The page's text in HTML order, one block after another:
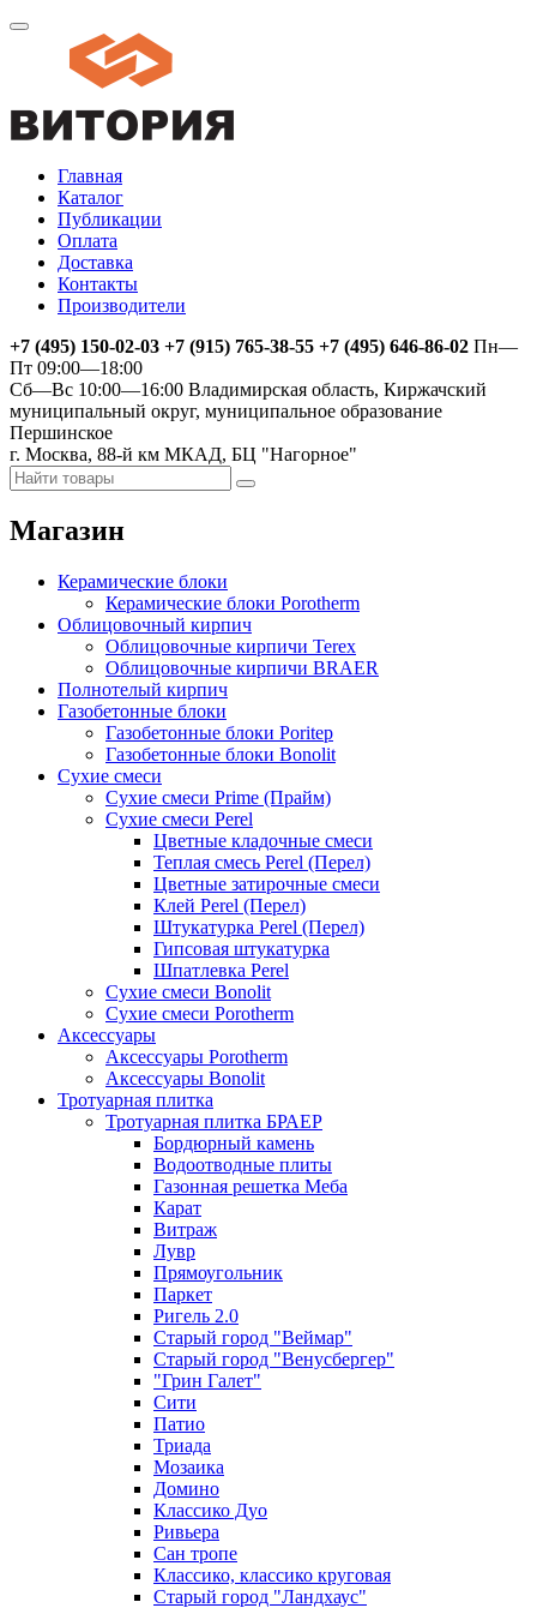
Главная
Каталог
Публикации
Оплата
Доставка
Контакты
Производители
+7 (495) 150-02-03 +7 (915) 765-38-55 +7 (495) 646-86-02 Пн—
Пт 09:00—18:00
Сб—Вс 10:00—16:00 Владимирская область, Киржачский
муниципальный округ, муниципальное образование
Першинское
г. Москва, 88-й км МКАД, БЦ "Нагорное"
Магазин
Керамические блоки
Керамические блоки Porotherm
Облицовочный кирпич
Облицовочные кирпичи Terex
Облицовочные кирпичи BRAER
Полнотелый кирпич
Газобетонные блоки
Газобетонные блоки Poritep
Газобетонные блоки Bonolit
Сухие смеси
Сухие смеси Prime (Прайм)
Сухие смеси Perel
Цветные кладочные смеси
Теплая смесь Perel (Перел)
Цветные затирочные смеси
Клей Perel (Перел)
Штукатурка Perel (Перел)
Гипсовая штукатурка
Шпатлевка Perel
Сухие смеси Bonolit
Сухие смеси Porotherm
Аксессуары
Аксессуары Porotherm
Аксессуары Bonolit
Тротуарная плитка
Тротуарная плитка БРАЕР
Бордюрный камень
Водоотводные плиты
Газонная решетка Меба
Карат
Витраж
Лувр
Прямоугольник
Паркет
Ригель 2.0
Старый город "Веймар"
Старый город "Венусбергер"
"Грин Галет"
Сити
Патио
Триада
Мозаика
Домино
Классико Дуо
Ривьера
Сан тропе
Классико, классико круговая
Старый город "Ландхаус"